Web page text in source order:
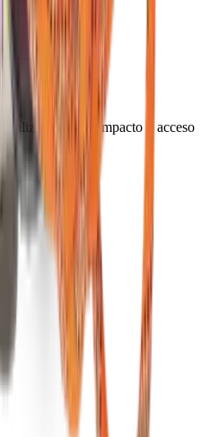
de impacto y acceso